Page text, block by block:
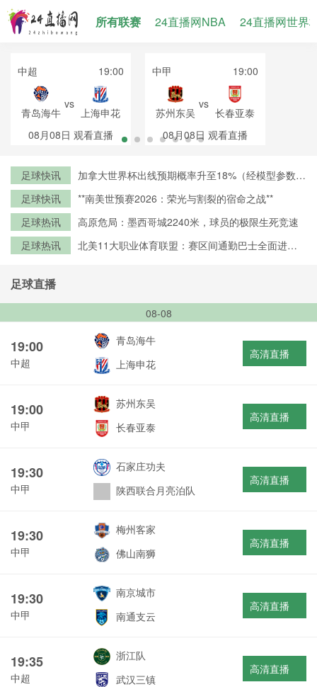
所有联赛 24直播网NBA 24直播网世界
中超 19:00
青岛海牛
vs
上海申花
08月08日 观看直播
中甲 19:00
苏州东吴
vs
长春亚泰
08月08日 观看直播
足球快讯
加拿大世界杯出线预期概率升至18%（经模型参数修
足球快讯
**南美世预赛2026：荣光与割裂的宿命之战**
足球热讯
高原危局：墨西哥城2240米，球员的极限生死竞速
足球热讯
北美11大职业体育联盟：赛区间通勤巴士全面进入
足球直播
08-08
19:00
中超
青岛海牛
上海申花
高清直播
19:00
中甲
苏州东吴
长春亚泰
高清直播
19:30
中甲
石家庄功夫
陕西联合月亮泊队
高清直播
19:30
中甲
梅州客家
佛山南狮
高清直播
19:30
中甲
南京城市
南通支云
高清直播
19:35
中超
浙江队
武汉三镇
高清直播